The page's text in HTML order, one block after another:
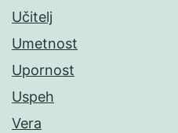
Učitelj
Umetnost
Upornost
Uspeh
Vera